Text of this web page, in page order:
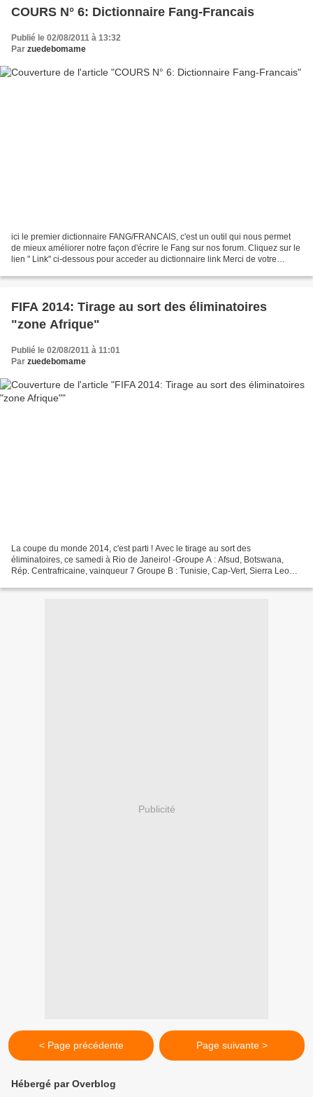
COURS N° 6: Dictionnaire Fang-Francais
Publié le 02/08/2011 à 13:32
Par zuedebomame
ici le premier dictionnaire FANG/FRANCAIS, c'est un outil qui nous permet
de mieux améliorer notre façon d'écrire le Fang sur nos forum. Cliquez sur le
lien " Link" ci-dessous pour acceder au dictionnaire link Merci de votre
FIFA 2014: Tirage au sort des éliminatoires
"zone Afrique"
Publié le 02/08/2011 à 11:01
Par zuedebomame
La coupe du monde 2014, c'est parti ! Avec le tirage au sort des
éliminatoires, ce samedi à Rio de Janeiro! -Groupe A : Afsud, Botswana,
Rép. Centrafricaine, vainqueur 7 Groupe B : Tunisie, Cap-Vert, Sierra Leone,
Publicité
< Page précédente Page suivante >
Hébergé par Overblog